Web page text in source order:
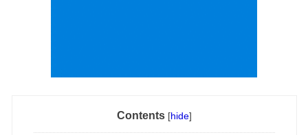
Contents [hide]